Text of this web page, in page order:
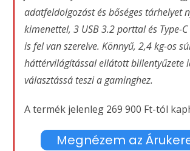
adatfeldolgozást és bőséges tárhelyet
kimenettel, 3 USB 3.2 porttal és Type-
is fel van szerelve. Könnyű, 2,4 kg-os
háttérvilágítással ellátott billentyűzete
választássá teszi a gaminghez.
A termék jelenleg 269 900 Ft-tól
Megnézem az